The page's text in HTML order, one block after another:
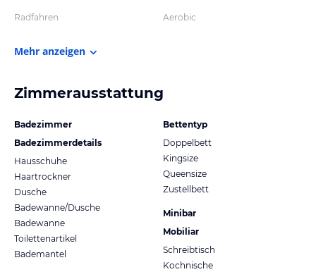
Radfahren Aerobic
Mehr anzeigen
Zimmerausstattung
Badezimmer
Badezimmerdetails
Hausschuhe
Haartrockner
Dusche
Badewanne/Dusche
Badewanne
Toilettenartikel
Bademantel
Bettentyp
Doppelbett
Kingsize
Queensize
Zustellbett
Minibar
Mobiliar
Schreibtisch
Kochnische